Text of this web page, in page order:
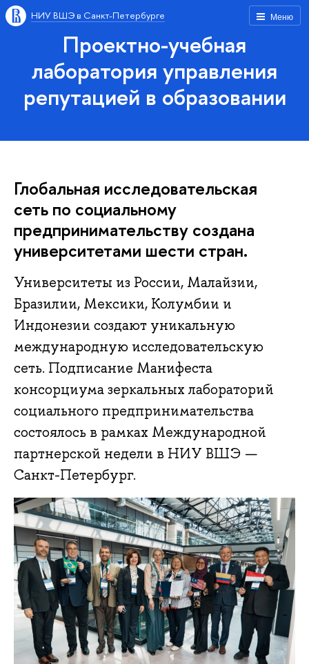
Меню
НИУ ВШЭ в Санкт-Петербурге
Проектно-учебная
лаборатория управления
репутацией в образовании
Глобальная исследовательская
сеть по социальному
предпринимательству создана
университетами шести стран.
Университеты из России, Малайзии,
Бразилии, Мексики, Колумбии и
Индонезии создают уникальную
международную исследовательскую
сеть. Подписание Манифеста
консорциума зеркальных лабораторий
социального предпринимательства
состоялось в рамках Международной
партнерской недели в НИУ ВШЭ —
Санкт-Петербург.